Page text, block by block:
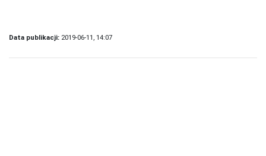
Data publikacji: 2019-06-11, 14:07